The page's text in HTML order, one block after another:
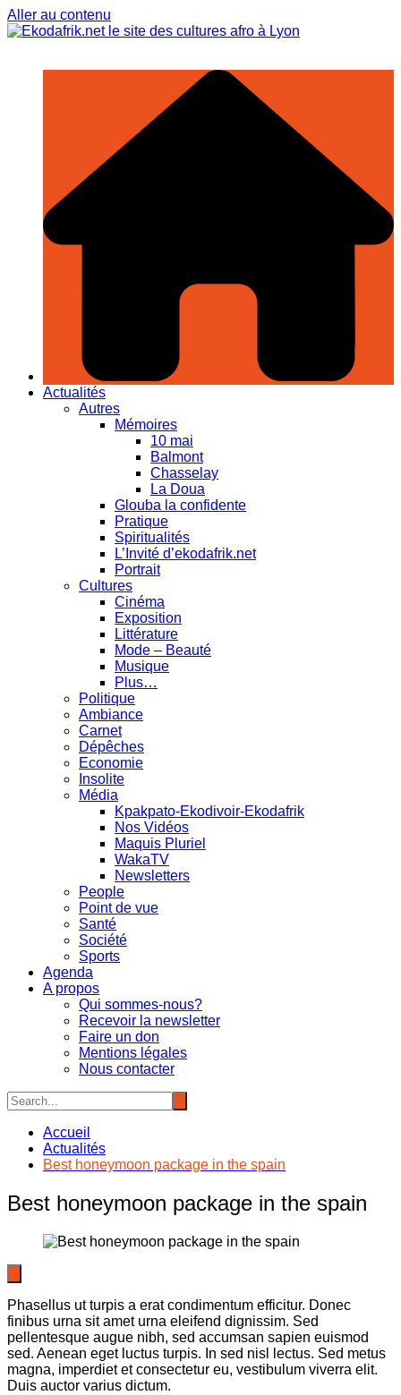
Aller au contenu
Actualités
Autres
Mémoires
10 mai
Balmont
Chasselay
La Doua
Glouba la confidente
Pratique
Spiritualités
L’Invité d’ekodafrik.net
Portrait
Cultures
Cinéma
Exposition
Littérature
Mode – Beauté
Musique
Plus…
Politique
Ambiance
Carnet
Dépêches
Economie
Insolite
Média
Kpakpato-Ekodivoir-Ekodafrik
Nos Vidéos
Maquis Pluriel
WakaTV
Newsletters
People
Point de vue
Santé
Société
Sports
Agenda
A propos
Qui sommes-nous?
Recevoir la newsletter
Faire un don
Mentions légales
Nous contacter
Accueil
Actualités
Best honeymoon package in the spain
Best honeymoon package in the spain
Phasellus ut turpis a erat condimentum efficitur. Donec
finibus urna sit amet urna eleifend dignissim. Sed
pellentesque augue nibh, sed accumsan sapien euismod
sed. Aenean eget luctus turpis. In sed nisl lectus. Sed metus
magna, imperdiet et consectetur eu, vestibulum viverra elit.
Duis auctor varius dictum.